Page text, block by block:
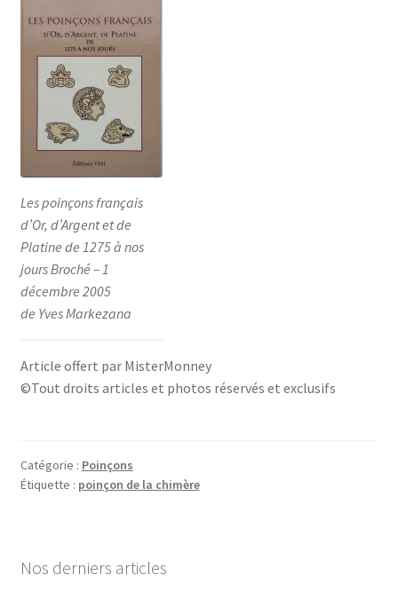
Les poinçons français
d’Or, d’Argent et de
Platine de 1275 à nos
jours Broché – 1
décembre 2005
de Yves Markezana
Article offert par MisterMonney
©Tout droits articles et photos réservés et exclusifs
Catégorie : Poinçons
Étiquette : poinçon de la chimère
Nos derniers articles